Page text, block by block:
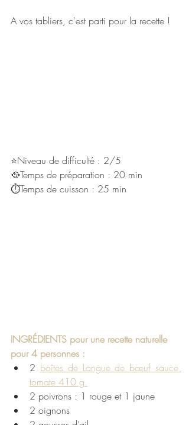
A vos tabliers, c'est parti pour la recette !
⭐Niveau de difficulté : 2/5
🥘Temps de préparation : 20 min
⏱Temps de cuisson : 25 min
INGRÉDIENTS pour une recette naturelle
pour 4 personnes :
2 boîtes de Langue de bœuf sauce
tomate 410 g
2 poivrons : 1 rouge et 1 jaune
2 oignons